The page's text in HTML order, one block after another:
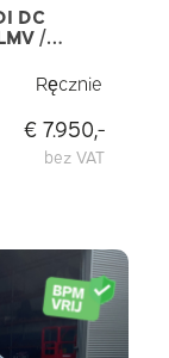
DC
/
Ręcznie
€ 7.950,-
bez VAT